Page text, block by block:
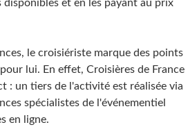
et en les payant au prix
le croisiériste marque des points
lui. En effet, Croisières de France
: un tiers de l'activité est réalisée via
spécialistes de l'événementiel
en ligne.